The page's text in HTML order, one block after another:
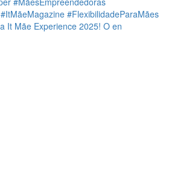
It Mãe Experience 2025! O en